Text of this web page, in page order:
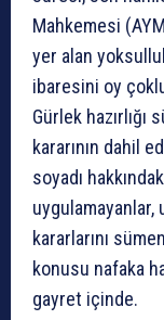
Mahkemesi
yer alan
ibaresini oy
Gürlek hazırlığı
kararının dahil
soyadı
uygulamayanlar,
kararlarını
konusu nafaka
gayret içinde.